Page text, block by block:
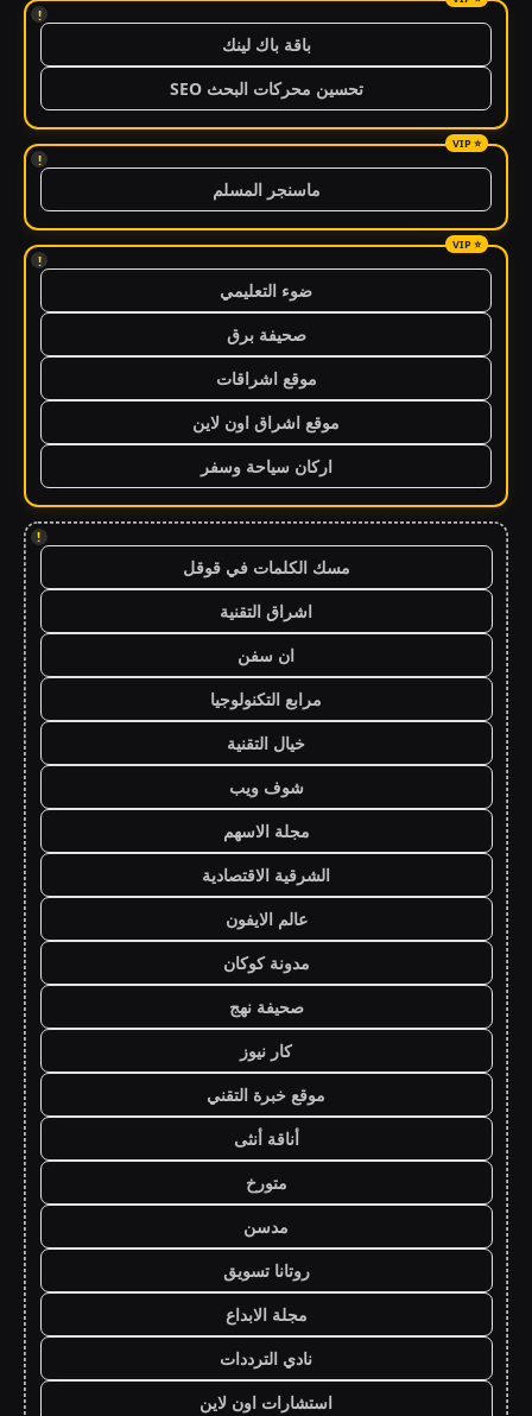
!
باقة باك لينك
تحسين محركات البحث SEO
!
ماسنجر المسلم
!
ضوء التعليمي
صحيفة برق
موقع اشراقات
موقع اشراق اون لاين
اركان سياحة وسفر
!
مسك الكلمات في قوقل
اشراق التقنية
ان سفن
مرابع التكنولوجيا
خيال التقنية
شوف ويب
مجلة الاسهم
الشرقية الاقتصادية
عالم الايفون
مدونة كوكان
صحيفة نهج
كار نيوز
موقع خبرة التقني
أناقة أنثى
متورخ
مدسن
روتانا تسويق
مجلة الابداع
نادي الترددات
استشارات اون لاين